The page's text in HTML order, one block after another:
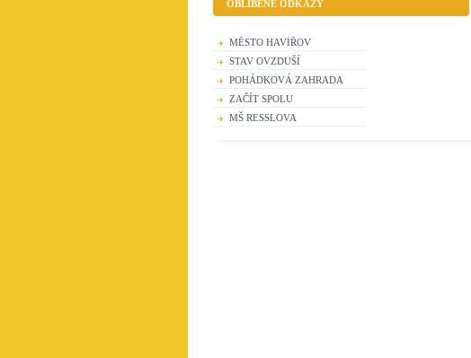
OBLÍBENÉ ODKAZY
MĚSTO HAVÍŘOV
STAV OVZDUŠÍ
POHÁDKOVÁ ZAHRADA
ZAČÍT SPOLU
MŠ RESSLOVA